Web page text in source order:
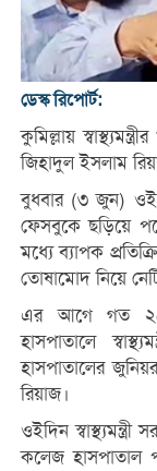
ডেস্ক রিপোর্ট:
কুমিল্লায়
জিহাদুল ইসলাম
বুধবার (৩ জুন) ওই
ফেসবুকে ছড়িয়ে
মধ্যে ব্যাপক
তোষামোদ নিয়ে
এর আগে গত ২৫
হাসপাতালে
হাসপাতালের
রিয়াজ।
ওইদিন
কলেজ হাসপাতাল